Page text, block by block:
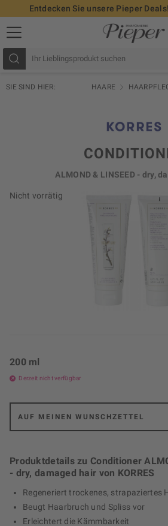
Entdecken Sie unsere Pieper
SIE SIND HIER: HAARE
Nicht vorrätig
ALMOND & LINSEED - dry,
200 ml
Derzeit nicht verfügbar
AUF MEINEN WUNSCHZETTEL
Produktdetails zu Conditioner
- dry, damaged hair von KORRES
Regeneriert trockenes, strapaziertes
Beugt Haarbruch und Spliss vor
Erleichtert die Kämmbarkeit